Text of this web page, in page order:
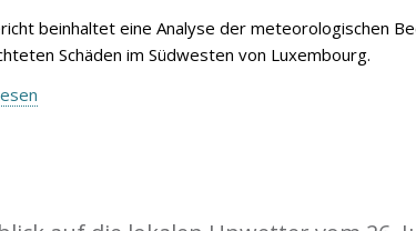
beinhaltet eine Analyse der meteorologischen
Schäden im Südwesten von Luxembourg.